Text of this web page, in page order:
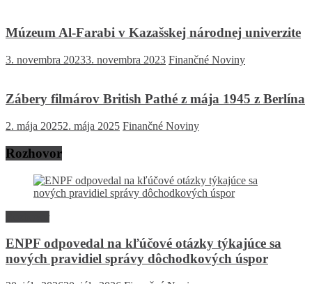
Múzeum Al-Farabi v Kazašskej národnej univerzite
3. novembra 20233. novembra 2023 Finančné Noviny
Zábery filmárov British Pathé z mája 1945 z Berlína
2. mája 20252. mája 2025 Finančné Noviny
Rozhovor
ENPF odpovedal na kľúčové otázky týkajúce sa
nových pravidiel správy dôchodkových úspor